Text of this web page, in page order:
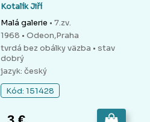
Kotalík Jiří
Malá galerie • 7.zv.
1968 • Odeon,Praha
tvrdá bez obálky väzba • stav
dobrý
jazyk: český
Kód: 151428